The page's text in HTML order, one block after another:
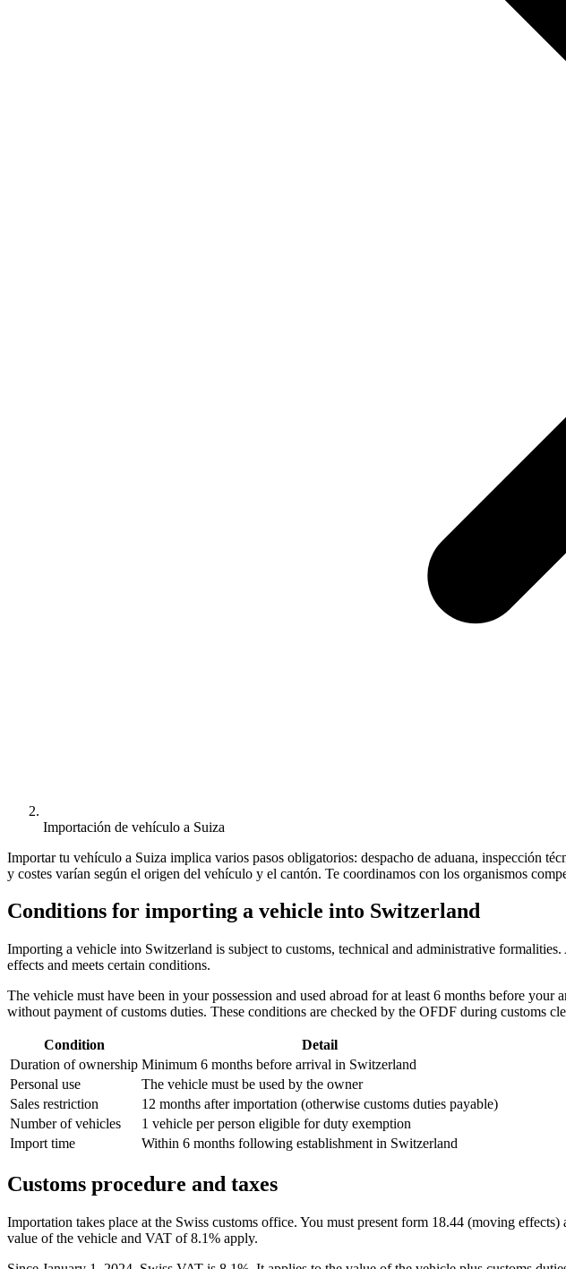
Importación de vehículo a Suiza
Importar tu vehículo a Suiza implica varios pasos obligatorios: despacho de aduana, inspección
y costes varían según el origen del vehículo y el cantón. Te coordinamos con los organismos
Conditions for importing a vehicle into Switzerland
Importing a vehicle into Switzerland is subject to customs, technical and administrative
effects and meets certain conditions.
The vehicle must have been in your possession and used abroad for at least 6 months before
without payment of customs duties. These conditions are checked by the OFDF during customs
Condition
Detail
Duration of ownership Minimum 6 months before arrival in Switzerland
Personal use
The vehicle must be used by the owner
Sales restriction
12 months after importation (otherwise customs duties payable)
Number of vehicles
1 vehicle per person eligible for duty exemption
Import time
Within 6 months following establishment in Switzerland
Customs procedure and taxes
Importation takes place at the Swiss customs office. You must present form 18.44 (moving
value of the vehicle and VAT of 8.1% apply.